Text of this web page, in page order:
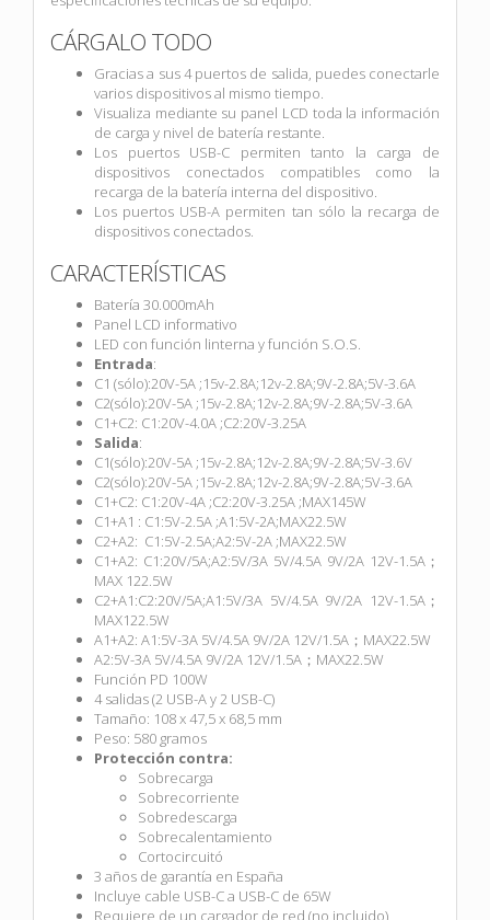
CÁRGALO TODO
Gracias a sus 4 puertos de salida, puedes conectarle
varios dispositivos al mismo tiempo.
Visualiza mediante su panel LCD toda la información
de carga y nivel de batería restante.
Los puertos USB-C permiten tanto la carga de
dispositivos conectados compatibles como la
recarga de la batería interna del dispositivo.
Los puertos USB-A permiten tan sólo la recarga de
dispositivos conectados.
CARACTERÍSTICAS
Batería 30.000mAh
Panel LCD informativo
LED con función linterna y función S.O.S.
Entrada:
C1 (sólo):20V-5A ;15v-2.8A;12v-2.8A;9V-2.8A;5V-3.6A
C2(sólo):20V-5A ;15v-2.8A;12v-2.8A;9V-2.8A;5V-3.6A
C1+C2: C1:20V-4.0A ;C2:20V-3.25A
Salida:
C1(sólo):20V-5A ;15v-2.8A;12v-2.8A;9V-2.8A;5V-3.6V
C2(sólo):20V-5A ;15v-2.8A;12v-2.8A;9V-2.8A;5V-3.6A
C1+C2: C1:20V-4A ;C2:20V-3.25A ;MAX145W
C1+A1 : C1:5V-2.5A ;A1:5V-2A;MAX22.5W
C2+A2: C1:5V-2.5A;A2:5V-2A ;MAX22.5W
C1+A2: C1:20V/5A;A2:5V/3A 5V/4.5A 9V/2A 12V-1.5A；
MAX 122.5W
C2+A1:C2:20V/5A;A1:5V/3A 5V/4.5A 9V/2A 12V-1.5A；
MAX122.5W
A1+A2: A1:5V-3A 5V/4.5A 9V/2A 12V/1.5A；MAX22.5W
A2:5V-3A 5V/4.5A 9V/2A 12V/1.5A；MAX22.5W
Función PD 100W
4 salidas (2 USB-A y 2 USB-C)
Tamaño: 108 x 47,5 x 68,5 mm
Peso: 580 gramos
Protección contra:
Sobrecarga
Sobrecorriente
Sobredescarga
Sobrecalentamiento
Cortocircuitó
3 años de garantía en España
Incluye cable USB-C a USB-C de 65W
Requiere de un cargador de red (no incluido)